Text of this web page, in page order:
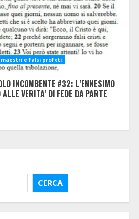
maestri e falsi profeti
INCOMBENTE #32: L’ENNESIMO
VERITA’ DI FEDE DA PARTE
CERCA